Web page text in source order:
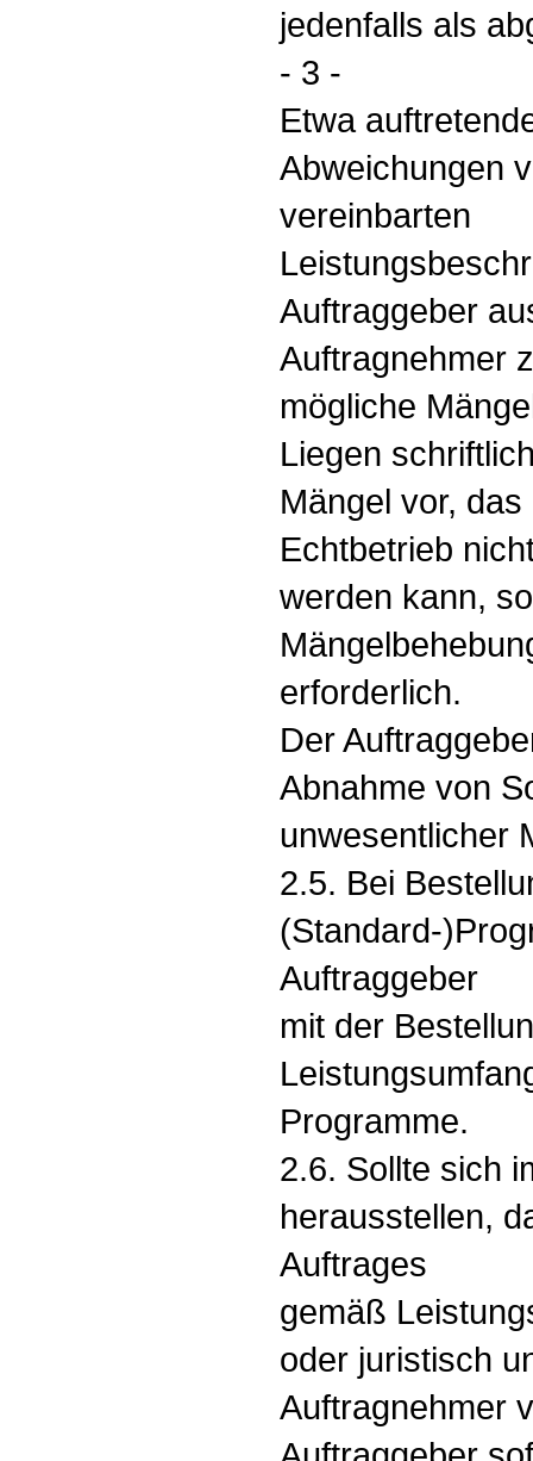
jedenfalls als
- 3 -
Etwa
Abweichungen
vereinbarten
Auftraggeber
Auftragnehmer
mögliche
Liegen
Mängel vor,
Echtbetrieb
werden kann,
erforderlich.
Der
Abnahme von
unwesentlicher
2.5. Bei
(Standard-
Auftraggeber
mit der
Programme.
2.6. Sollte sich
herausstellen,
Auftrages
gemäß
oder juristisch
Auftragnehmer